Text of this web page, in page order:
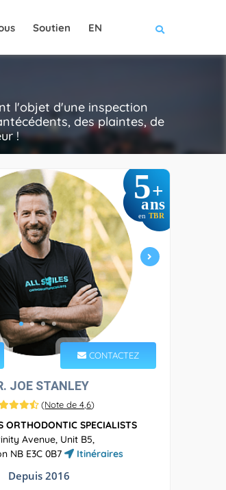
Soutien EN
l'objet d'une inspection
des plaintes, de
!
5+
ans
en TBR
CONTACTEZ
JOE STANLEY
(Note de 4,6)
ORTHODONTIC SPECIALISTS
Avenue, Unit B5,
NB E3C 0B7
Itinéraires
Depuis 2016